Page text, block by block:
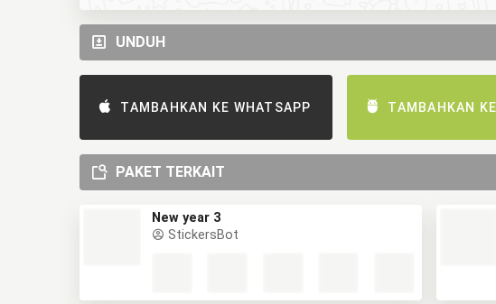
UNDUH
TAMBAHKAN KE WHATSAPP TAMBAHKAN
PAKET TERKAIT
New year 3
StickersBot